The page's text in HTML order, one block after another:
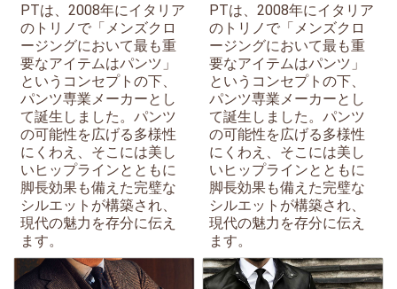
PTは、2008年にイタリア
のトリノで「メンズクロ
ージングにおいて最も重
要なアイテムはパンツ」
というコンセプトの下、
パンツ専業メーカーとし
て誕生しました。パンツ
の可能性を広げる多様性
にくわえ、そこには美し
いヒップラインとともに
脚長効果も備えた完璧な
シルエットが構築され、
現代の魅力を存分に伝え
ます。
PTは、2008年にイタリア
のトリノで「メンズクロ
ージングにおいて最も重
要なアイテムはパンツ」
というコンセプトの下、
パンツ専業メーカーとし
て誕生しました。パンツ
の可能性を広げる多様性
にくわえ、そこには美し
いヒップラインとともに
脚長効果も備えた完璧な
シルエットが構築され、
現代の魅力を存分に伝え
ます。